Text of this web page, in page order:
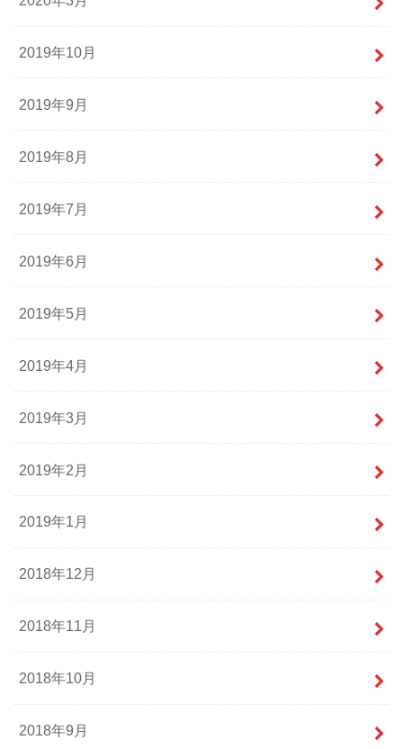
2019年10月
2019年9月
2019年8月
2019年7月
2019年6月
2019年5月
2019年4月
2019年3月
2019年2月
2019年1月
2018年12月
2018年11月
2018年10月
2018年9月